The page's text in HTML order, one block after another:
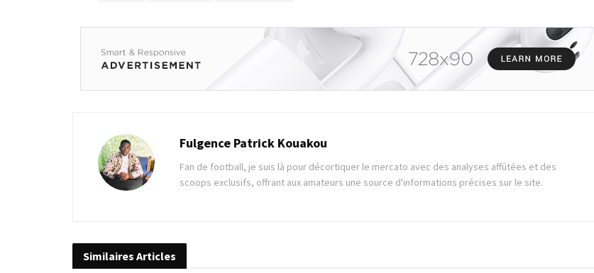
Fulgence Patrick Kouakou
Fan de football, je suis là pour décortiquer le mercato avec des analyses affûtées et des
scoops exclusifs, offrant aux amateurs une source d'informations précises sur le site.
Similaires Articles